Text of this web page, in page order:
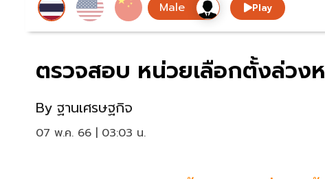
Play
ตรวจสอบ หน่วยเลือกตั้งล่วง
By ฐานเศรษฐกิจ
07 พ.ค. 66 | 03:03 น.